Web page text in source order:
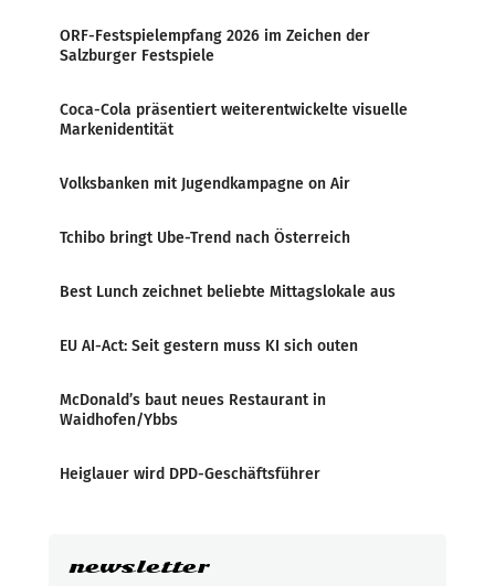
ORF-Festspielempfang 2026 im Zeichen der
Salzburger Festspiele
Coca-Cola präsentiert weiterentwickelte visuelle
Markenidentität
Volksbanken mit Jugendkampagne on Air
Tchibo bringt Ube-Trend nach Österreich
Best Lunch zeichnet beliebte Mittagslokale aus
EU AI-Act: Seit gestern muss KI sich outen
McDonald’s baut neues Restaurant in
Waidhofen/Ybbs
Heiglauer wird DPD-Geschäftsführer
newsletter